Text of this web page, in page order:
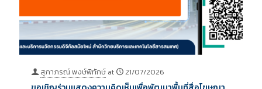
สุภาภรณ์ พงษ์พิทักษ์ at 21/07/2026